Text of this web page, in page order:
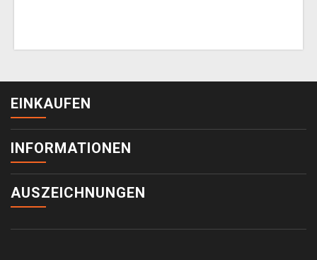
EINKAUFEN
INFORMATIONEN
AUSZEICHNUNGEN